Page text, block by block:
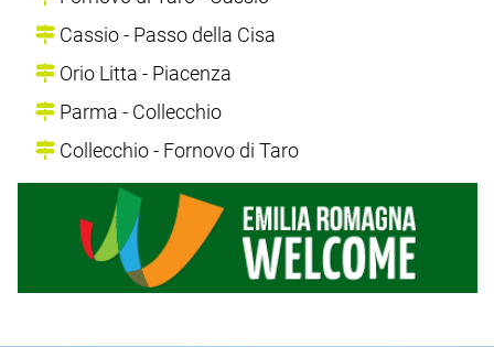
Cassio - Passo della Cisa
Orio Litta - Piacenza
Parma - Collecchio
Collecchio - Fornovo di Taro